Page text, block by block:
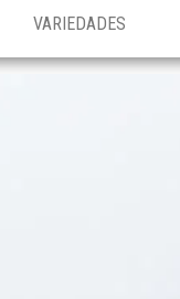
VARIEDADES